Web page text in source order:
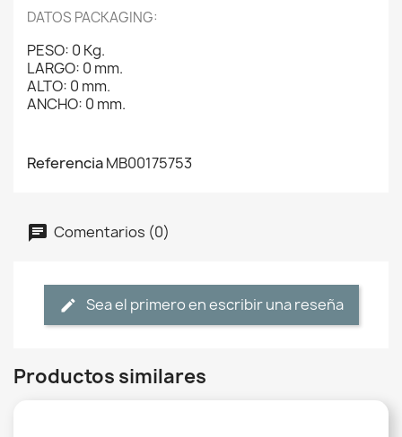
DATOS PACKAGING:
PESO: 0 Kg.
LARGO: 0 mm.
ALTO: 0 mm.
ANCHO: 0 mm.
ReferenciaMB00175753
Comentarios (0)
Sea el primero en escribir una reseña
Productos similares